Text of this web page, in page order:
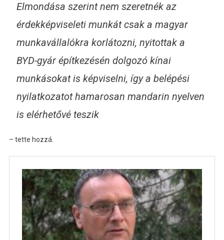
Elmondása szerint nem szeretnék az
érdekképviseleti munkát csak a magyar
munkavállalókra korlátozni, nyitottak a
BYD-gyár építkezésén dolgozó kínai
munkásokat is képviselni, így a belépési
nyilatkozatot hamarosan mandarin nyelven
is elérhetővé teszik
– tette hozzá.